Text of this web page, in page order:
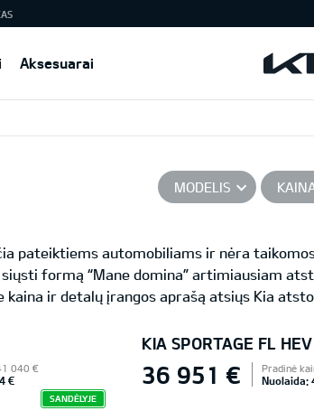
Aksesuarai
MODELIS
pateiktiems automobiliams ir nėra
formą “Mane domina” artimiausiam
kaina ir detalų įrangos aprašą atsiųs Kia
040 €
€
SANDĖLYJE
KIA SPORTAGE FL HEV
36 951 € Pradinė
Nuolaida: